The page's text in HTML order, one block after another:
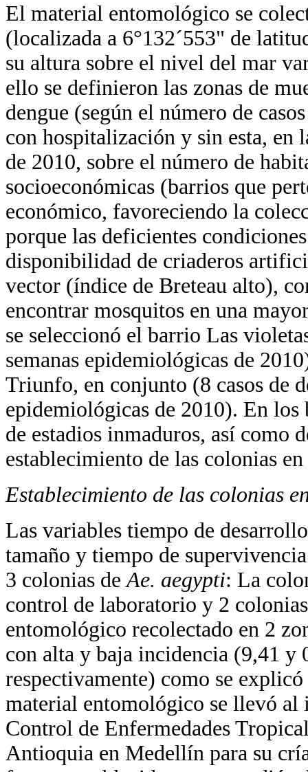
El material entomológico se
(localizada a 6°132´553" de
su altura sobre el nivel del mar
ello se definieron las zonas de
dengue (según el número de
con hospitalización y sin esta, en
de 2010, sobre el número de
socioeconómicas (barrios que
económico, favoreciendo la
porque las deficientes
disponibilidad de criaderos
vector (índice de Breteau alto),
encontrar mosquitos en una
se seleccionó el barrio Las
semanas epidemiológicas de
Triunfo, en conjunto (8 casos de
epidemiológicas de 2010). En los
de estadios inmaduros, así como
establecimiento de las colonias
Establecimiento de las colonias
Las variables tiempo de
tamaño y tiempo de
3 colonias de Ae. aegypti: La
control de laboratorio y 2
entomológico recolectado en 2
con alta y baja incidencia (9,41 y
respectivamente) como se
material entomológico se llevó al
Control de Enfermedades
Antioquia en Medellín para su